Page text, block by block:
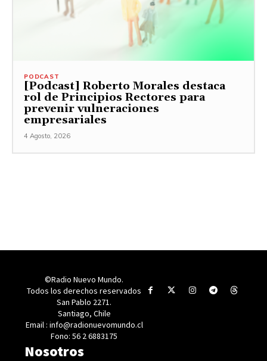
PODCAST
[Podcast] Roberto Morales destaca
rol de Principios Rectores para
prevenir vulneraciones
empresariales
4 Agosto, 2026
©Radio Nuevo Mundo.
Todos los derechos reservados
San Pablo 2271.
Santiago, Chile
Email : info@radionuevomundo.cl
Fono: 56 2 6883175
Nosotros